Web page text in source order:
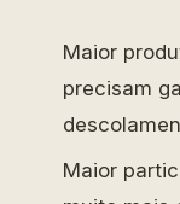
Maior
precisam
Maior